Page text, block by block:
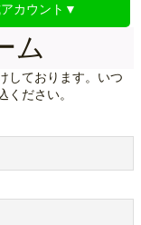
アカウント▼
ム
しております。いつ
ださい。